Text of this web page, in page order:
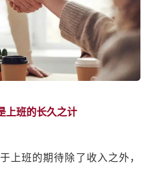
上班的长久之计
上班的期待除了收入之外，